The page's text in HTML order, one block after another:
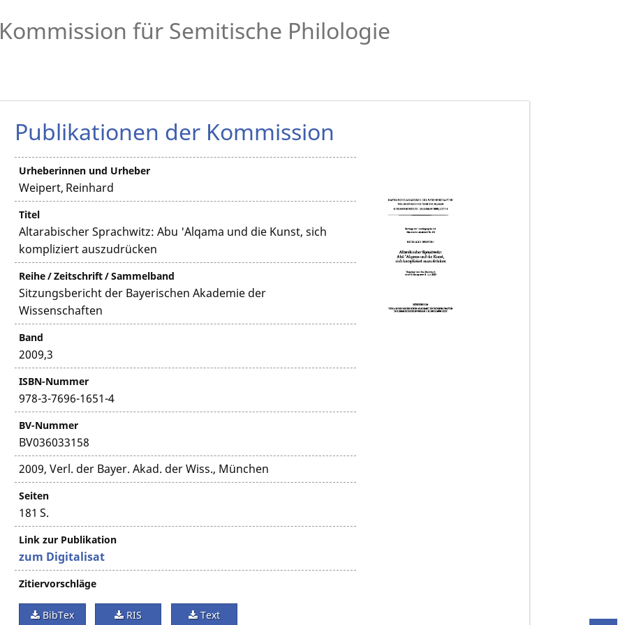
Kommission für Semitische Philologie
Publikationen der Kommission
Urheberinnen und Urheber
Weipert, Reinhard
Titel
Altarabischer Sprachwitz: Abu 'Alqama und die Kunst, sich
kompliziert auszudrücken
Reihe / Zeitschrift / Sammelband
Sitzungsbericht der Bayerischen Akademie der
Wissenschaften
Band
2009,3
ISBN-Nummer
978-3-7696-1651-4
BV-Nummer
BV036033158
2009, Verl. der Bayer. Akad. der Wiss., München
Seiten
181 S.
Link zur Publikation
zum Digitalisat
Zitiervorschläge
BibTex RIS Text